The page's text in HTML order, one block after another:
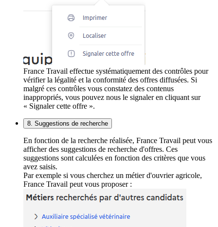
France Travail effectue systématiquement des contrôles pour
vérifier la légalité et la conformité des offres diffusées. Si
malgré ces contrôles vous constatez des contenus
inappropriés, vous pouvez nous le signaler en cliquant sur
« Signaler cette offre ».
8. Suggestions de recherche
En fonction de la recherche réalisée, France Travail peut vous
afficher des suggestions de recherche d'offres. Ces
suggestions sont calculées en fonction des critères que vous
avez saisis.
Par exemple si vous cherchez un métier d'ouvrier agricole,
France Travail peut vous proposer :